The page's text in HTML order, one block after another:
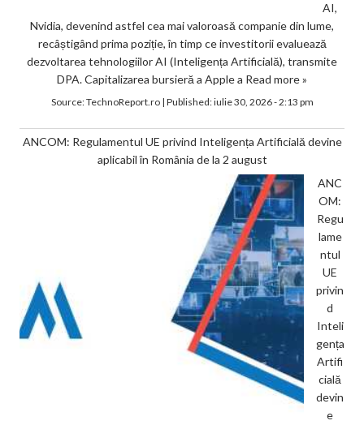
AI,
Nvidia, devenind astfel cea mai valoroasă companie din lume,
recâștigând prima poziție, în timp ce investitorii evaluează
dezvoltarea tehnologiilor AI (Inteligența Artificială), transmite
DPA. Capitalizarea bursieră a Apple a Read more »
Source:TechnoReport.ro| Published:iulie 30, 2026 - 2:13 pm
ANCOM: Regulamentul UE privind Inteligența Artificială devine
aplicabil în România de la 2 august
ANC
OM:
Regu
lame
ntul
UE
privin
d
Inteli
gența
Artifi
cială
devin
e